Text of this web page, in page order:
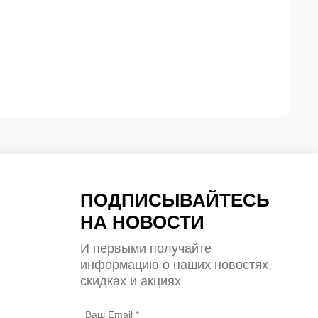
ПОДПИСЫВАЙТЕСЬ
НА НОВОСТИ
И первыми получайте
информацию о наших новостях,
скидках и акциях